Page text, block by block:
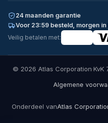
24 maanden garantie
Voor 23:59 besteld, morgen in
Veilig betalen met:
© 2026 Atlas Corporation·KvK
Algemene
Onderdeel vanAtlas